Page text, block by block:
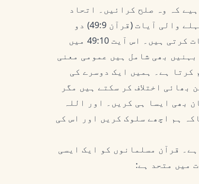
کہ وہ صلح کرائیں۔ اتحاد
اتنا اہم ہے کہ صلح کرانا فرض ہے۔ درحقیقت، اس سے پہلے والی آیات (قرآن 49:9) دو
لڑتے ہوئے گروہوں کو انصاف کے ساتھ صلح کرانے کی بات کرتی ہیں۔ اس آیت 49:10 میں
بھی شامل ہیں عمومی معنی
کرتا ہے۔ ہمیں ایک دوسرے کی
اختلاف کر سکتے ہیں مگر
بھی ایسا ہی کریں۔ اور اللہ
ہم اچھے سلوک کریں اور اس کی
قرآن مسلمانوں کو ایک ایسی
میں متحد ہے: